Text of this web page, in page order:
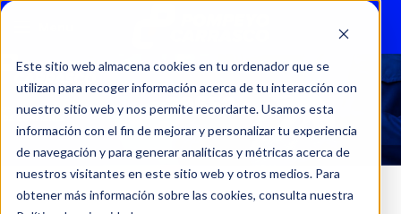
Este sitio web almacena cookies en tu ordenador que se
utilizan para recoger información acerca de tu interacción con
nuestro sitio web y nos permite recordarte. Usamos esta
información con el fin de mejorar y personalizar tu experiencia
de navegación y para generar analíticas y métricas acerca de
nuestros visitantes en este sitio web y otros medios. Para
obtener más información sobre las cookies, consulta nuestra
20652